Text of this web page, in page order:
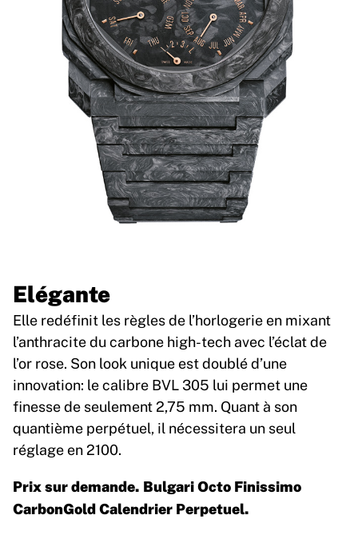
Elégante
Elle redéfinit les règles de l’horlogerie en mixant
l’anthracite du carbone high-tech avec l’éclat de
l’or rose. Son look unique est doublé d’une
innovation: le calibre BVL 305 lui permet une
finesse de seulement 2,75 mm. Quant à son
quantième perpétuel, il nécessitera un seul
réglage en 2100.
Prix sur demande. Bulgari Octo Finissimo
CarbonGold Calendrier Perpetuel.